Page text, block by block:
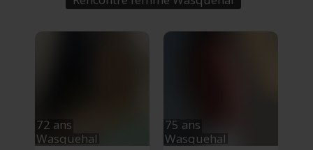
72 ans
Wasquehal
75 ans
Wasquehal